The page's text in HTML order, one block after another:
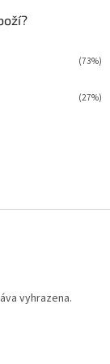
(73%)
(27%)
vyhrazena.